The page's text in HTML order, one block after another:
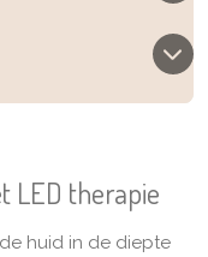
LED therapie
huid in de diepte